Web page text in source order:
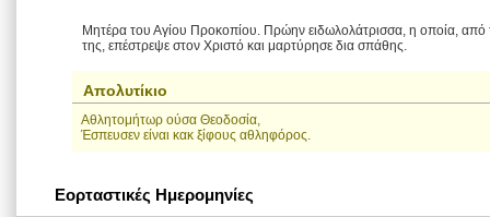
Μητέρα του Αγίου Προκοπίου. Πρώην ειδωλολάτρισσα, η οποία, από
της, επέστρεψε στον Χριστό και μαρτύρησε δια σπάθης.
Απολυτίκιο
Aθλητομήτωρ ούσα Θεοδοσία,
Έσπευσεν είναι κακ ξίφους αθληφόρος.
Εορταστικές Ημερομηνίες